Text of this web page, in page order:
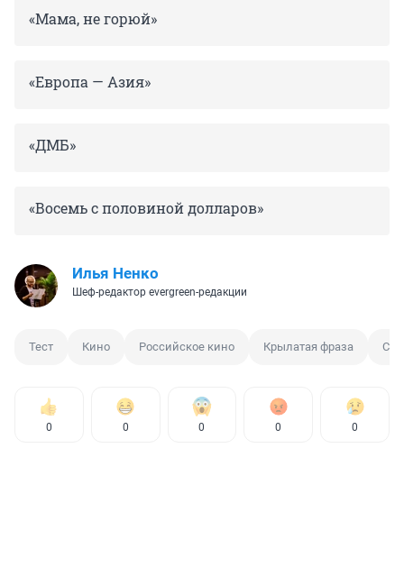
«Мама, не горюй»
«Европа — Азия»
«ДМБ»
«Восемь с половиной долларов»
Илья Ненко
Шеф-редактор evergreen-редакции
Тест Кино Российское кино Крылатая фраза
0 0 0 0 0